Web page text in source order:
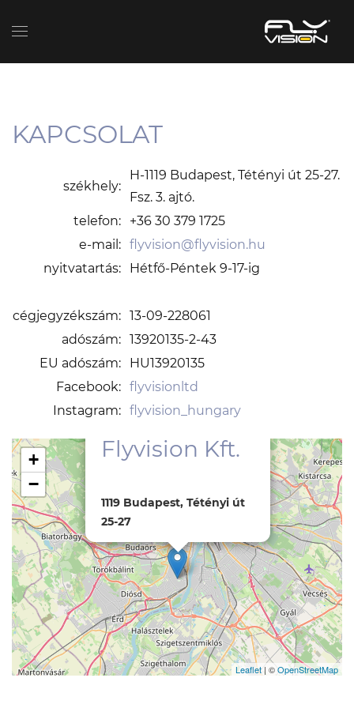
KAPCSOLAT
székhely:
H-1119 Budapest, Tétényi út 25-27.
Fsz. 3. ajtó.
telefon:
+36 30 379 1725
e-mail: flyvision@flyvision.hu
nyitvatartás:
Hétfő-Péntek 9-17-ig
cégjegyzékszám: 13-09-228061
adószám: 13920135-2-43
EU adószám:
HU13920135
Facebook: flyvisionltd
Instagram: flyvision_hungary
Flyvision Kft.
1119 Budapest, Tétényi út
25-27
+
−
Leaflet| ©OpenStreetMap